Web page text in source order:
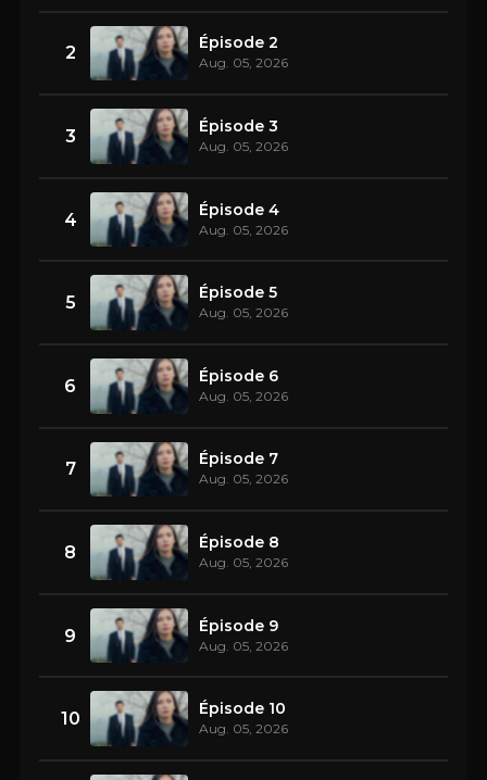
2 Épisode 2
Aug. 05, 2026
3 Épisode 3
Aug. 05, 2026
4 Épisode 4
Aug. 05, 2026
5 Épisode 5
Aug. 05, 2026
6 Épisode 6
Aug. 05, 2026
7 Épisode 7
Aug. 05, 2026
8 Épisode 8
Aug. 05, 2026
9 Épisode 9
Aug. 05, 2026
10 Épisode 10
Aug. 05, 2026